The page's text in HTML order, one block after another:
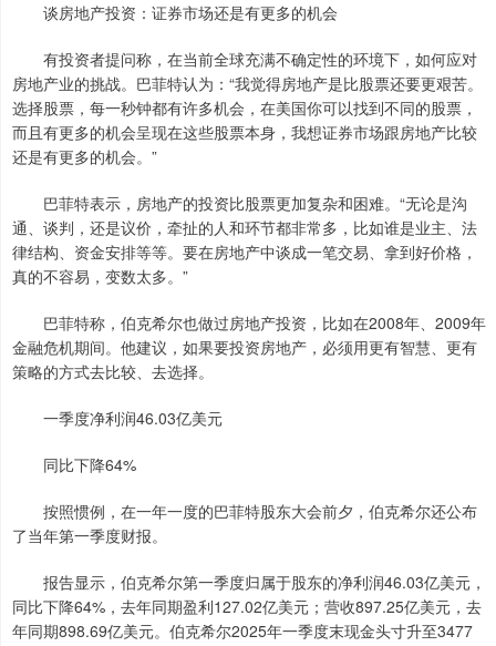
谈房地产投资：证券市场还是有更多的机会
有投资者提问称，在当前全球充满不确定性的环境下，如何应对
房地产业的挑战。巴菲特认为：“我觉得房地产是比股票还要更艰苦。
选择股票，每一秒钟都有许多机会，在美国你可以找到不同的股票，
而且有更多的机会呈现在这些股票本身，我想证券市场跟房地产比较
还是有更多的机会。”
巴菲特表示，房地产的投资比股票更加复杂和困难。“无论是沟
通、谈判，还是议价，牵扯的人和环节都非常多，比如谁是业主、法
律结构、资金安排等等。要在房地产中谈成一笔交易、拿到好价格，
真的不容易，变数太多。”
巴菲特称，伯克希尔也做过房地产投资，比如在2008年、2009年
金融危机期间。他建议，如果要投资房地产，必须用更有智慧、更有
策略的方式去比较、去选择。
一季度净利润46.03亿美元
同比下降64%
按照惯例，在一年一度的巴菲特股东大会前夕，伯克希尔还公布
了当年第一季度财报。
报告显示，伯克希尔第一季度归属于股东的净利润46.03亿美元，
同比下降64%，去年同期盈利127.02亿美元；营收897.25亿美元，去
年同期898.69亿美元。伯克希尔2025年一季度末现金头寸升至3477